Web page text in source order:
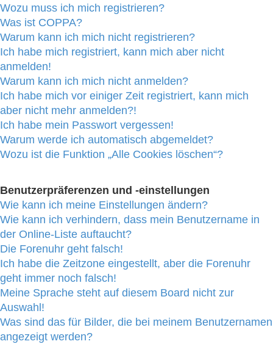
Wozu muss ich mich registrieren?
Was ist COPPA?
Warum kann ich mich nicht registrieren?
Ich habe mich registriert, kann mich aber nicht
anmelden!
Warum kann ich mich nicht anmelden?
Ich habe mich vor einiger Zeit registriert, kann mich
aber nicht mehr anmelden?!
Ich habe mein Passwort vergessen!
Warum werde ich automatisch abgemeldet?
Wozu ist die Funktion „Alle Cookies löschen“?
Benutzerpräferenzen und -einstellungen
Wie kann ich meine Einstellungen ändern?
Wie kann ich verhindern, dass mein Benutzername in
der Online-Liste auftaucht?
Die Forenuhr geht falsch!
Ich habe die Zeitzone eingestellt, aber die Forenuhr
geht immer noch falsch!
Meine Sprache steht auf diesem Board nicht zur
Auswahl!
Was sind das für Bilder, die bei meinem Benutzernamen
angezeigt werden?